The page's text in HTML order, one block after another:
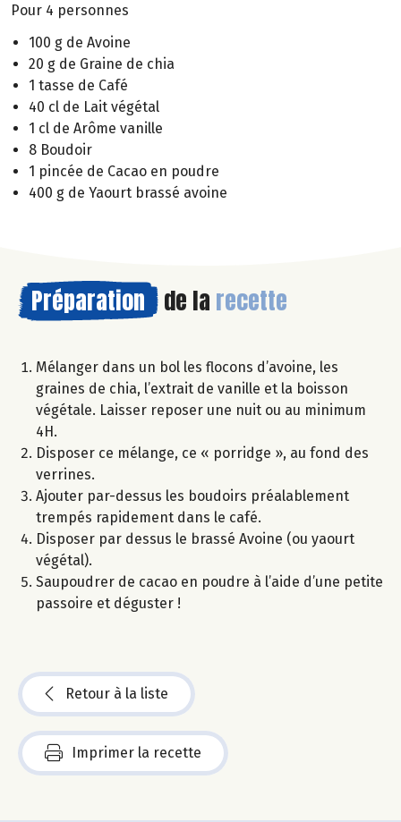
Pour 4 personnes
100 g de Avoine
20 g de Graine de chia
1 tasse de Café
40 cl de Lait végétal
1 cl de Arôme vanille
8 Boudoir
1 pincée de Cacao en poudre
400 g de Yaourt brassé avoine
Préparation de la recette
Mélanger dans un bol les flocons d’avoine, les
graines de chia, l’extrait de vanille et la boisson
végétale. Laisser reposer une nuit ou au minimum
4H.
Disposer ce mélange, ce « porridge », au fond des
verrines.
Ajouter par-dessus les boudoirs préalablement
trempés rapidement dans le café.
Disposer par dessus le brassé Avoine (ou yaourt
végétal).
Saupoudrer de cacao en poudre à l’aide d’une petite
passoire et déguster !
Retour à la liste
Imprimer la recette